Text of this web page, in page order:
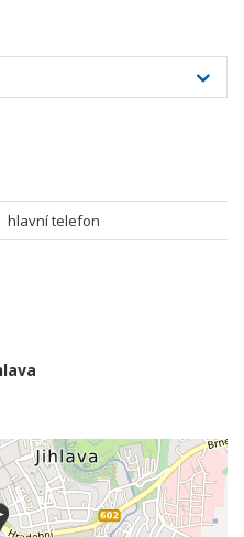
hlavní telefon